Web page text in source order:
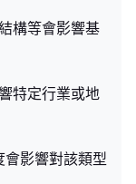
構等會影響基
特定行業或地
影響對該類型